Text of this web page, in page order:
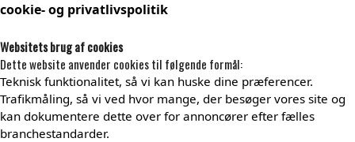
cookie- og privatlivspolitik
Websitets brug af cookies
Dette website anvender cookies til følgende formål:
Teknisk funktionalitet, så vi kan huske dine præferencer.
Trafikmåling, så vi ved hvor mange, der besøger vores site og
kan dokumentere dette over for annoncører efter fælles
branchestandarder.